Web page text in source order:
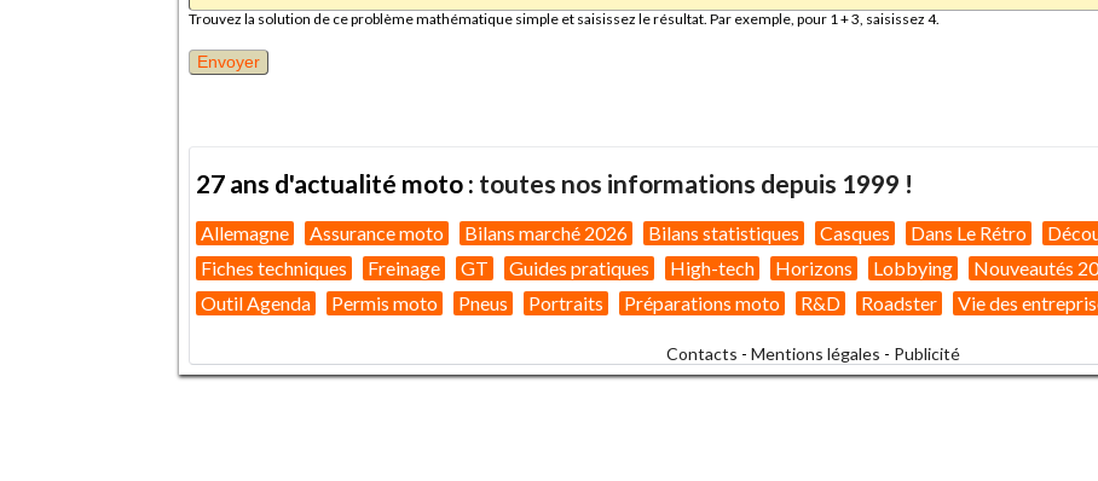
Trouvez la solution de ce problème mathématique simple et saisissez le résultat. Par exemple, pour 1 + 3, saisissez 4.
27 ans d'actualité moto : toutes nos informations depuis 1999 !
Allemagne Assurance moto Bilans marché 2026 Bilans statistiques Casques Dans Le Rétro
Fiches techniques
Freinage GT Guides pratiques High-tech Horizons Lobbying Nouveautés
Outil Agenda
Permis moto Pneus Portraits Préparations moto R&D Roadster Vie des
Contacts - Mentions légales - Publicité